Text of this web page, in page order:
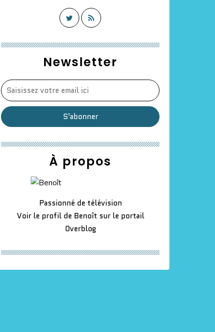
Newsletter
À propos
Passionné de télévision
Voir le profil de Benoît sur le portail
Overblog